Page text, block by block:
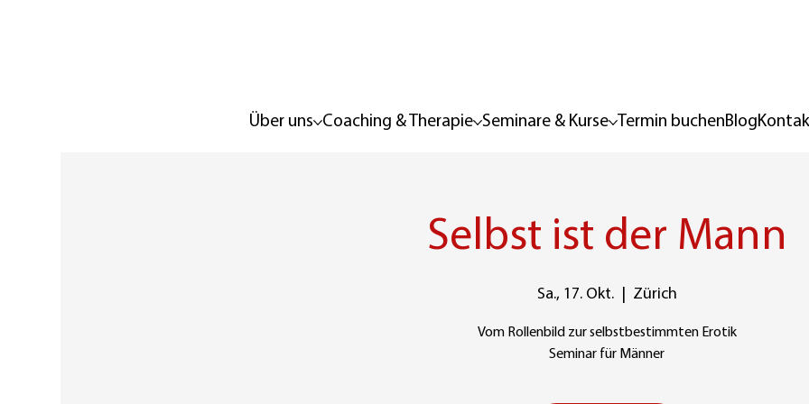
Über uns Coaching & Therapie Seminare & Kurse Termin buchenBlog
Selbst ist der Mann
Sa., 17. Okt.
  |
Zürich
Vom Rollenbild zur selbstbestimmten Erotik
Seminar für Männer